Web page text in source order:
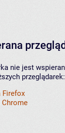
nie jest
przeglądarek:
Firefox
Chrome